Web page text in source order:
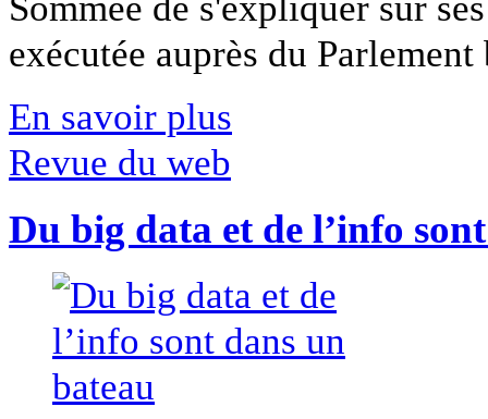
exécutée auprès du
En savoir plus
Revue du web
Du big data et de l’info